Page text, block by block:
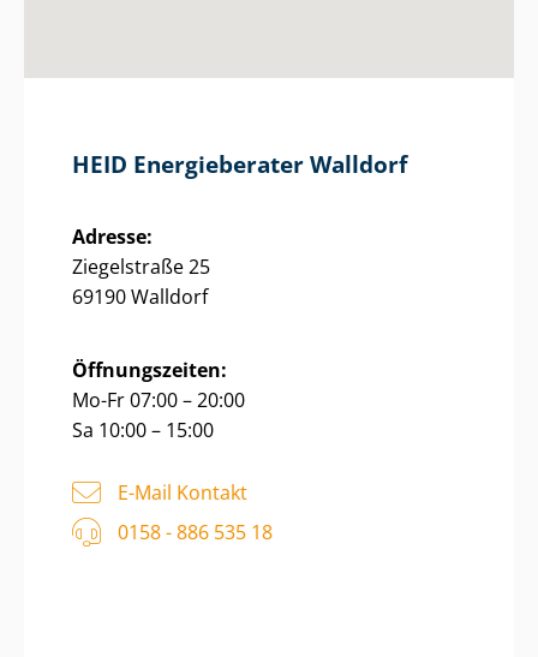
HEID Energieberater Walldorf
Adresse:
Ziegelstraße 25
69190 Walldorf
Öffnungszeiten:
Mo-Fr 07:00 – 20:00
Sa 10:00 – 15:00
E-Mail Kontakt
0158 - 886 535 18